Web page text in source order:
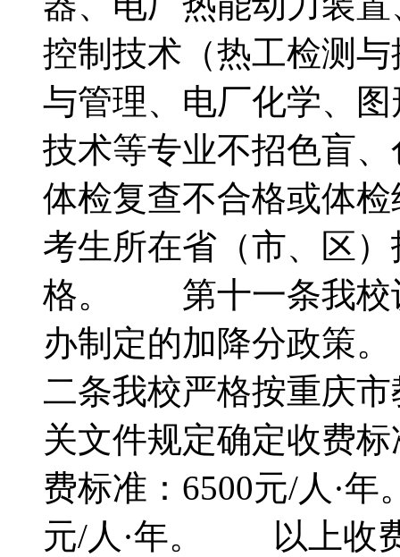
控制技术（热工检测
与管理、电厂化学、
技术等专业不招色盲
体检复查不合格或体
考生所在省（市、区
格。 第十一条我校
办制定的加降分政
二条我校严格按重庆
关文件规定确定收费
费标准：6500元/人·
元/人·年。 以上收费